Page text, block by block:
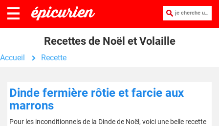
je cherche une recette :
Recettes de Noël et Volaille
Accueil Recette
Dinde fermière rôtie et farcie aux
marrons
Pour les inconditionnels de la Dinde de Noël, voici une belle recette